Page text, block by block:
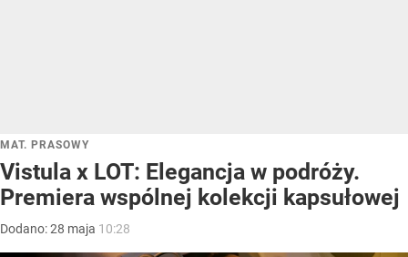
MAT. PRASOWY
Vistula x LOT: Elegancja w podróży.
Premiera wspólnej kolekcji kapsułowej
Dodano:28 maja 10:28